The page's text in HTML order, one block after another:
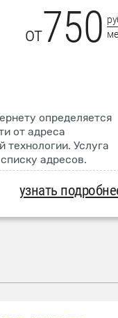
от750
определяется
от адреса
технологии. Услуга
адресов.
узнать